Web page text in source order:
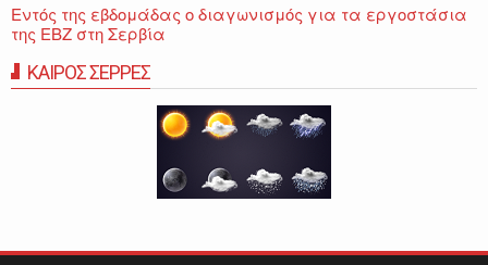
Εντός της εβδομάδας ο διαγωνισμός για τα εργοστάσια
της ΕΒΖ στη Σερβία
ΚΑΙΡΟΣ ΣΕΡΡΕΣ